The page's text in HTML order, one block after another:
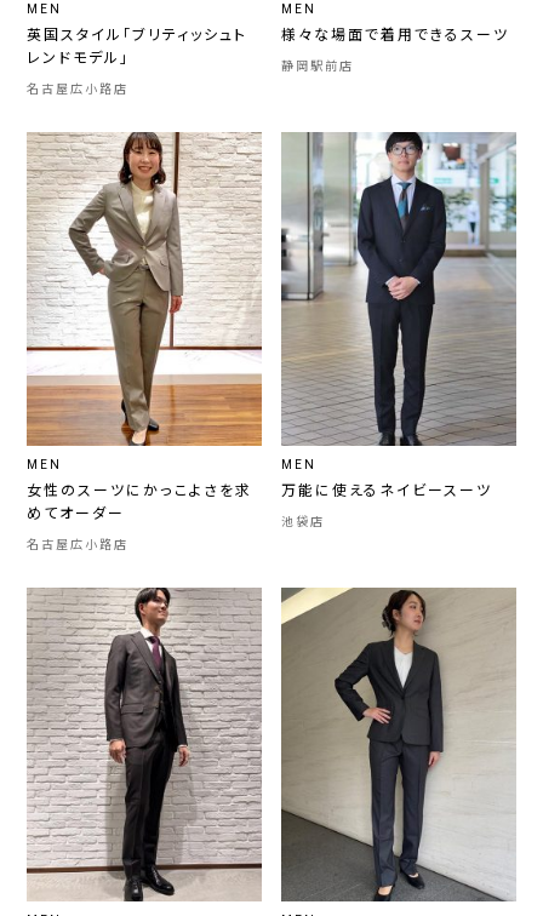
MEN
英国スタイル「ブリティッシュト
レンドモデル」
名古屋広小路店
MEN
様々な場面で着用できるスーツ
静岡駅前店
MEN
女性のスーツにかっこよさを求
めてオーダー
名古屋広小路店
MEN
万能に使えるネイビースーツ
池袋店